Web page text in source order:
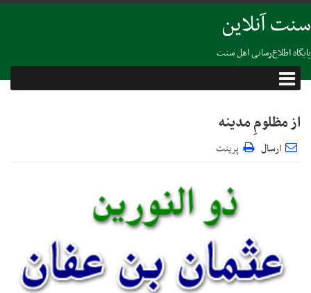
سنت آنلاین
پایگاه اطلاع‌رسانی اهل سنت
از مظلومِ مدینه
ارسال پرینت